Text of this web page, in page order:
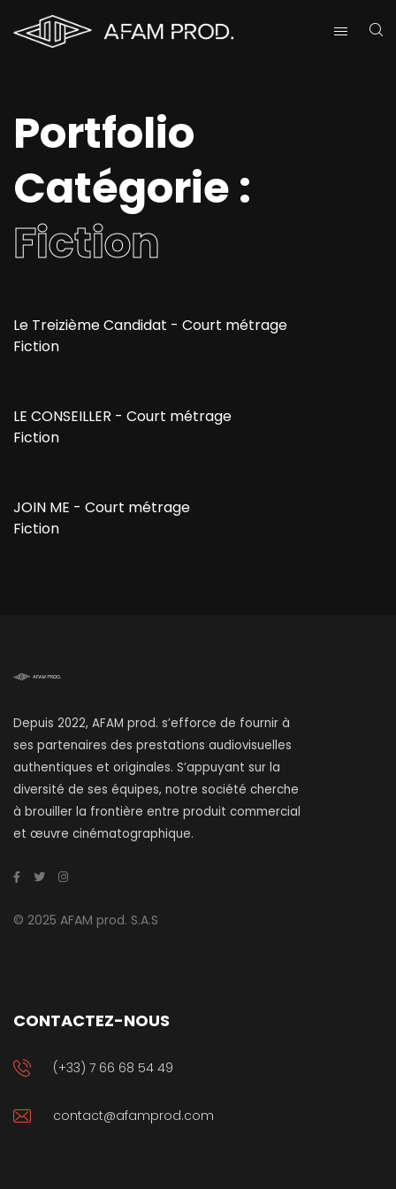
Portfolio
Catégorie :
Fiction
Le Treizième Candidat - Court métrage
Fiction
LE CONSEILLER - Court métrage
Fiction
JOIN ME - Court métrage
Fiction
Depuis 2022, AFAM prod. s’efforce de fournir à
ses partenaires des prestations audiovisuelles
authentiques et originales. S’appuyant sur la
diversité de ses équipes, notre société cherche
à brouiller la frontière entre produit commercial
et œuvre cinématographique.
© 2025 AFAM prod. S.A.S
CONTACTEZ-NOUS
(+33) 7 66 68 54 49
contact@afamprod.com